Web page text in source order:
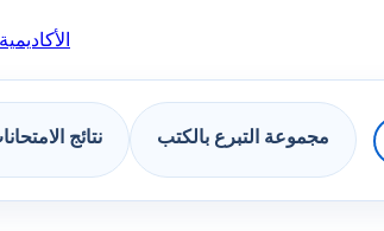
الأكاديمية
مجموعة التبرع بالكتب نتائج